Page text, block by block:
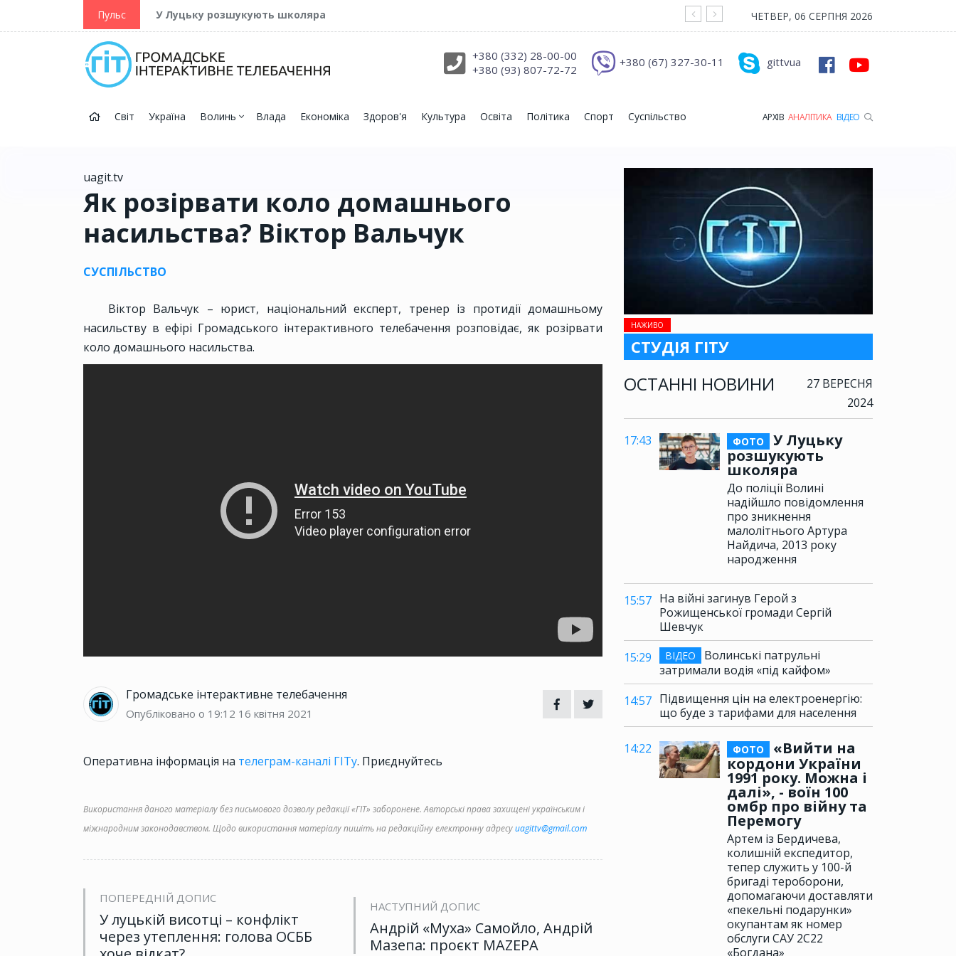
Пульс У Луцьку розшукують школяра На війні загинув Герой з Рожищенської
ЧЕТВЕР, 06 СЕРПНЯ 2026
gittvua
+380 (67) 327-30-11
+380 (332) 28-00-00
+380 (93) 807-72-72
Світ Україна Волинь Влада Економіка Здоров'я Культура Освіта Політика Спорт Суспільство АРХІВ АНАЛІТИКА ВІДЕО
НАЖИВО
СТУДІЯ ГІТУ
ОСТАННІ НОВИНИ
27 ВЕРЕСНЯ
2024
17:43 ФОТО
У Луцьку
розшукують
школяра
До поліції Волині
надійшло повідомлення
про зникнення
малолітнього Артура
Найдича, 2013 року
народження
15:57 На війні загинув Герой з
Рожищенської громади Сергій
Шевчук
15:29
ВІДЕО
Волинські патрульні
затримали водія «під кайфом»
14:57 Підвищення цін на електроенергію:
що буде з тарифами для населення
14:22 ФОТО
«Вийти на
кордони України
1991 року. Можна і
далі», - воїн 100
омбр про війну та
Перемогу
Артем із Бердичева,
колишній експедитор,
тепер служить у 100-й
бригаді тероборони,
допомагаючи доставляти
«пекельні подарунки»
окупантам як номер
обслуги САУ 2С22
«Богдана»
uagit.tv
Як розірвати коло домашнього
насильства? Віктор Вальчук
СУСПІЛЬСТВО
Віктор Вальчук – юрист, національний експерт, тренер із протидії домашньому
насильству в ефірі Громадського інтерактивного телебачення розповідає, як розірвати
коло домашнього насильства.
Громадське інтерактивне телебачення
Опубліковано о 19:12 16 квітня 2021
Оперативна інформація на телеграм-каналі ГІТу. Приєднуйтесь
Використання даного матеріалу без письмового дозволу редакції «ГІТ» заборонене. Авторські права захищені українським і
міжнародним законодавством. Щодо використання матеріалу пишіть на редакційну електронну адресуuagittv@gmail.com
ПОПЕРЕДНІЙ ДОПИС
У луцькій висотці – конфлікт
через утеплення: голова ОСББ
НАСТУПНИЙ ДОПИС
Андрій «Муха» Самойло, Андрій
Мазепа: проєкт MAZEPA